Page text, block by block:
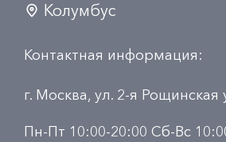
Колумбус
Контактная информация:
г. Москва, ул. 2-я Рощинская
Пн-Пт 10:00-20:00 Сб-Вс